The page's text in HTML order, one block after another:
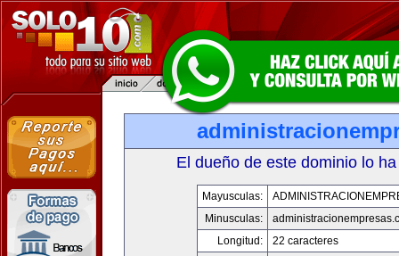
El dueño de este dominio lo
Mayusculas:
Minusculas:
Longitud:
22 caracteres